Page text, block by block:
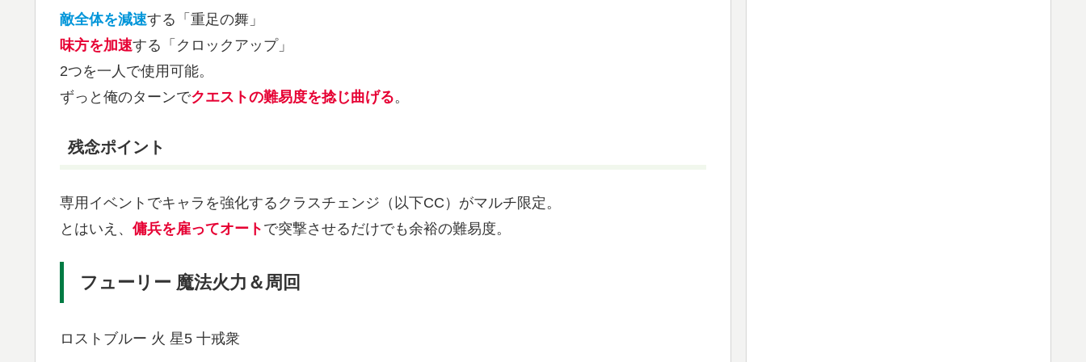
敵全体を減速する「重足の舞」
味方を加速する「クロックアップ」
2つを一人で使用可能。
ずっと俺のターンでクエストの難易度を捻じ曲げる。
残念ポイント
専用イベントでキャラを強化するクラスチェンジ（以下CC）がマルチ限定。
とはいえ、 傭兵を雇ってオート で突撃させるだけでも余裕の難易度。
フューリー 魔法火力＆周回
ロストブルー 火 星5 十戒衆